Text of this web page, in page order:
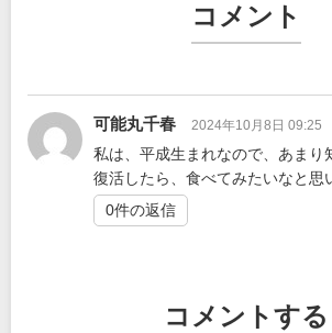
コメント
可能丸千春 2024年10月8日 09:25
私は、平成生まれなので、あまり
復活したら、食べてみたいなと思
0件の返信
コメントする